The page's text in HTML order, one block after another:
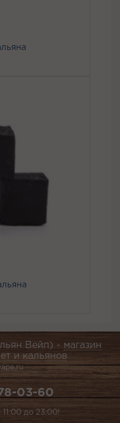
Вейп) - магазин
и кальянов
03-60
до 23:00!